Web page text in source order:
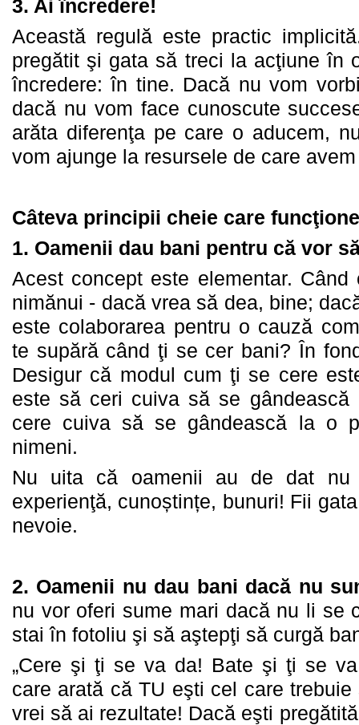
3. Ai încredere!
Această regulă este practic
pregătit şi gata să treci la acţiune în
încredere: în tine. Dacă nu vom
dacă nu vom face cunoscute
arăta diferenţa pe care o aducem,
vom ajunge la resursele de care
Câteva principii cheie care
1. Oamenii dau bani pentru că vor
Acest concept este elementar.
nimănui - dacă vrea să dea, bine;
este colaborarea pentru o cauză
te supără când ţi se cer bani? În
Desigur că modul cum ţi se cere
este să ceri cuiva să se
cere cuiva să se gândească la o
nimeni.
Nu uita că oamenii au de dat
experienţă, cunoștințe, bunuri! Fii
nevoie.
2. Oamenii nu dau bani dacă nu
nu vor oferi sume mari dacă nu li se
stai în fotoliu şi să aştepţi să curgă
„Cere şi ţi se va da! Bate şi ţi se
care arată că TU eşti cel care
vrei să ai rezultate! Dacă eşti